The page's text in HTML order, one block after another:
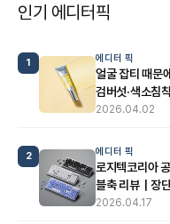
인기 에디터픽
1 에디터 픽
얼굴 잡티 때문
검버섯·색소침
2026.04.02
2 에디터 픽
로지텍코리아
블축 리뷰｜장
2026.04.17